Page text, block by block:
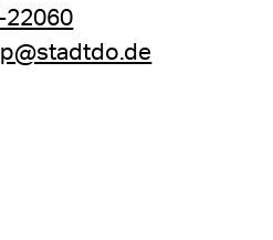
22060